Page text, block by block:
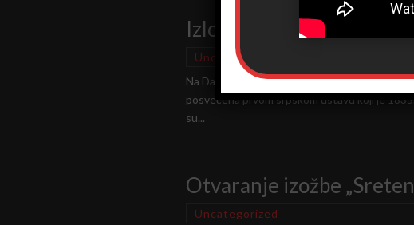
Izložba „SRETENjSKI
Uncategorized
Na Dan državnosti Republike Srbije, Sretenje
posvećena prvom srpskom ustavu koji je
su...
Otvaranje izožbe
Uncategorized